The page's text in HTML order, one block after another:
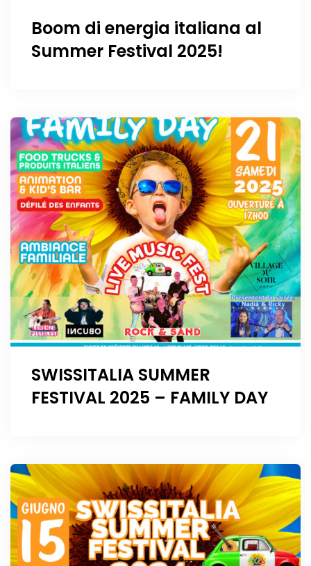
Boom di energia italiana al
Summer Festival 2025!
SWISSITALIA SUMMER
FESTIVAL 2025 – FAMILY DAY